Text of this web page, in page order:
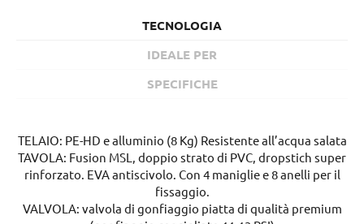
TECNOLOGIA
IDEALE PER
SPECIFICHE
TELAIO: PE-HD e alluminio (8 Kg) Resistente all’acqua salata
TAVOLA: Fusion MSL, doppio strato di PVC, dropstich super
rinforzato. EVA antiscivolo. Con 4 maniglie e 8 anelli per il
fissaggio.
VALVOLA: valvola di gonfiaggio piatta di qualità premium